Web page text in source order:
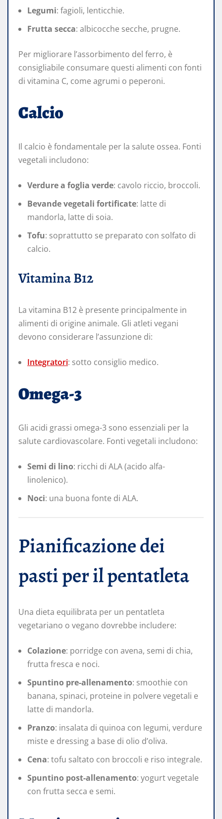
Legumi: fagioli, lenticchie.
Frutta secca: albicocche secche, prugne.
Per migliorare l’assorbimento del ferro, è
consigliabile consumare questi alimenti con fonti
di vitamina C, come agrumi o peperoni.
Calcio
Il calcio è fondamentale per la salute ossea. Fonti
vegetali includono:
Verdure a foglia verde: cavolo riccio, broccoli.
Bevande vegetali fortificate: latte di
mandorla, latte di soia.
Tofu: soprattutto se preparato con solfato di
calcio.
Vitamina B12
La vitamina B12 è presente principalmente in
alimenti di origine animale. Gli atleti vegani
devono considerare l’assunzione di:
Integratori: sotto consiglio medico.
Omega-3
Gli acidi grassi omega-3 sono essenziali per la
salute cardiovascolare. Fonti vegetali includono:
Semi di lino: ricchi di ALA (acido alfa-
linolenico).
Noci: una buona fonte di ALA.
Pianificazione dei
pasti per il pentatleta
Una dieta equilibrata per un pentatleta
vegetariano o vegano dovrebbe includere:
Colazione: porridge con avena, semi di chia,
frutta fresca e noci.
Spuntino pre-allenamento: smoothie con
banana, spinaci, proteine in polvere vegetali e
latte di mandorla.
Pranzo: insalata di quinoa con legumi, verdure
miste e dressing a base di olio d’oliva.
Cena: tofu saltato con broccoli e riso integrale.
Spuntino post-allenamento: yogurt vegetale
con frutta secca e semi.